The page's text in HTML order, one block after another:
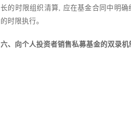
长的时限组织清算, 应在基金合同中明
的时限执行。
六、向个人投资者销售私募基金的双录机